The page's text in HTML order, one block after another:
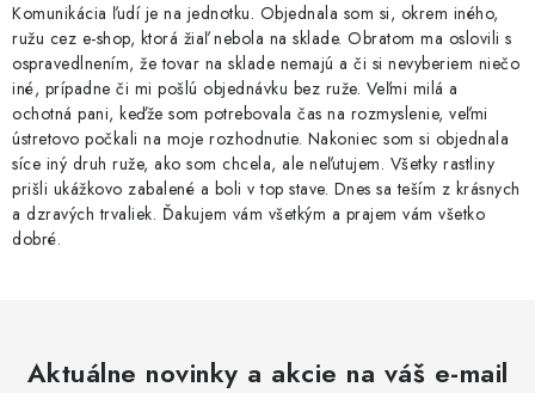
Komunikácia ľudí je na jednotku. Objednala som si, okrem iného,
ružu cez e-shop, ktorá žiaľ nebola na sklade. Obratom ma oslovili s
ospravedlnením, že tovar na sklade nemajú a či si nevyberiem niečo
iné, prípadne či mi pošlú objednávku bez ruže. Veľmi milá a
ochotná pani, keďže som potrebovala čas na rozmyslenie, veľmi
ústretovo počkali na moje rozhodnutie. Nakoniec som si objednala
síce iný druh ruže, ako som chcela, ale neľutujem. Všetky rastliny
prišli ukážkovo zabalené a boli v top stave. Dnes sa teším z krásnych
a dzravých trvaliek. Ďakujem vám všetkým a prajem vám všetko
dobré.
Aktuálne novinky a akcie na váš e-mail